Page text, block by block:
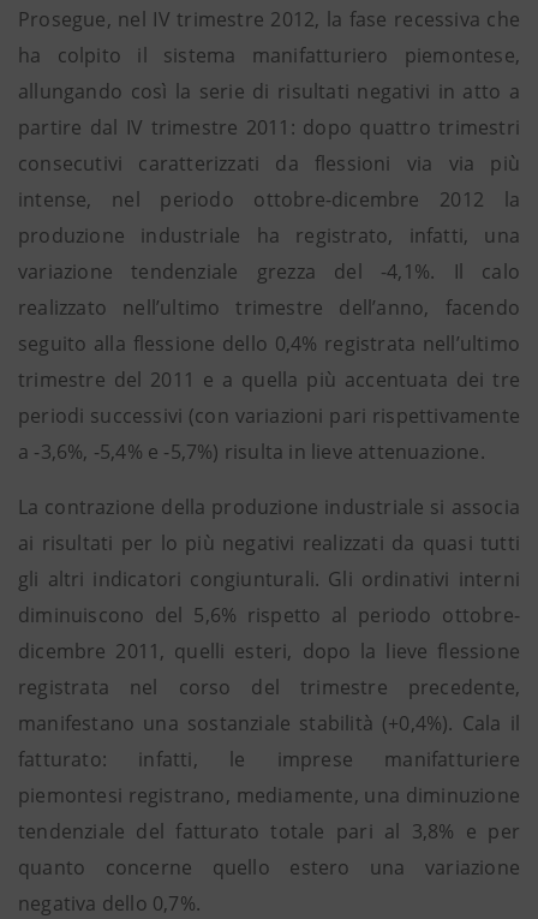
Prosegue, nel IV trimestre 2012, la fase recessiva che
ha colpito il sistema manifatturiero piemontese,
allungando così la serie di risultati negativi in atto a
partire dal IV trimestre 2011: dopo quattro trimestri
consecutivi caratterizzati da flessioni via via più
intense, nel periodo ottobre-dicembre 2012 la
produzione industriale ha registrato, infatti, una
variazione tendenziale grezza del -4,1%. Il calo
realizzato nell’ultimo trimestre dell’anno, facendo
seguito alla flessione dello 0,4% registrata nell’ultimo
trimestre del 2011 e a quella più accentuata dei tre
periodi successivi (con variazioni pari rispettivamente
a -3,6%, -5,4% e -5,7%) risulta in lieve attenuazione.
La contrazione della produzione industriale si associa
ai risultati per lo più negativi realizzati da quasi tutti
gli altri indicatori congiunturali. Gli ordinativi interni
diminuiscono del 5,6% rispetto al periodo ottobre-
dicembre 2011, quelli esteri, dopo la lieve flessione
registrata nel corso del trimestre precedente,
manifestano una sostanziale stabilità (+0,4%). Cala il
fatturato: infatti, le imprese manifatturiere
piemontesi registrano, mediamente, una diminuzione
tendenziale del fatturato totale pari al 3,8% e per
quanto concerne quello estero una variazione
negativa dello 0,7%.